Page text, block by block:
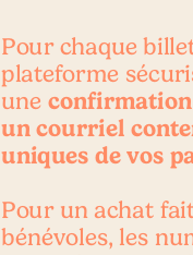
Pour chaque
plateforme
une confirmation
un courriel
uniques de vos
Pour un achat
bénévoles, les